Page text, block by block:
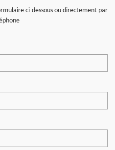
ci-dessous ou directement par